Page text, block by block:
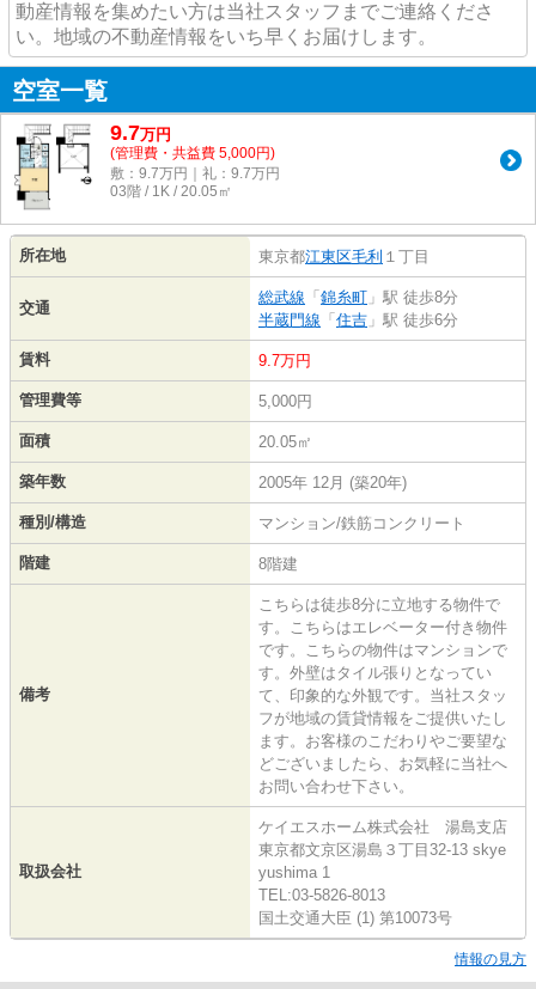
動産情報を集めたい方は当社スタッフまでご連絡くださ
い。地域の不動産情報をいち早くお届けします。
空室一覧
9.7万円
(管理費・共益費 5,000円)
敷：9.7万円｜礼：9.7万円
03階 / 1K / 20.05㎡
所在地 東京都江東区毛利 １丁目
交通
総武線 「 錦糸町 」駅 徒歩8分
半蔵門線 「 住吉 」駅 徒歩6分
賃料 9.7万円
管理費等 5,000円
面積 20.05㎡
築年数 2005年 12月 (築20年)
種別/構造 マンション/鉄筋コンクリート
階建 8階建
備考
こちらは徒歩8分に立地する物件で
す。こちらはエレベーター付き物件
です。こちらの物件はマンションで
す。外壁はタイル張りとなってい
て、印象的な外観です。当社スタッ
フが地域の賃貸情報をご提供いたし
ます。お客様のこだわりやご要望な
どございましたら、お気軽に当社へ
お問い合わせ下さい。
取扱会社
ケイエスホーム株式会社 湯島支店
東京都文京区湯島３丁目32-13 skye
yushima 1
TEL:03-5826-8013
国土交通大臣 (1) 第10073号
情報の見方